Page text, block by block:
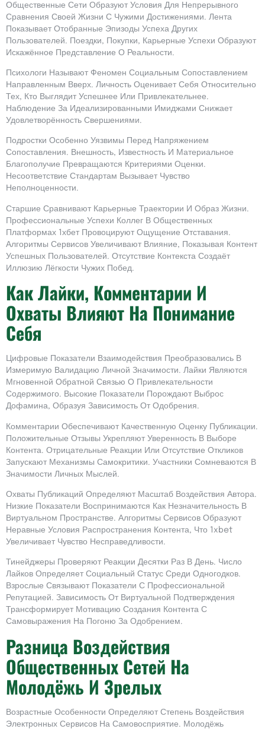
Общественные Сети Образуют Условия Для Непрерывного
Сравнения Своей Жизни С Чужими Достижениями. Лента
Показывает Отобранные Эпизоды Успеха Других
Пользователей. Поездки, Покупки, Карьерные Успехи Образуют
Искажённое Представление О Реальности.
Психологи Называют Феномен Социальным Сопоставлением
Направленным Вверх. Личность Оценивает Себя Относительно
Тех, Кто Выглядит Успешнее Или Привлекательнее.
Наблюдение За Идеализированными Имиджами Снижает
Удовлетворённость Свершениями.
Подростки Особенно Уязвимы Перед Напряжением
Сопоставления. Внешность, Известность И Материальное
Благополучие Превращаются Критериями Оценки.
Несоответствие Стандартам Вызывает Чувство
Неполноценности.
Старшие Сравнивают Карьерные Траектории И Образ Жизни.
Профессиональные Успехи Коллег В Общественных
Платформах 1хбет Провоцируют Ощущение Отставания.
Алгоритмы Сервисов Увеличивают Влияние, Показывая Контент
Успешных Пользователей. Отсутствие Контекста Создаёт
Иллюзию Лёгкости Чужих Побед.
Как Лайки, Комментарии И
Охваты Влияют На Понимание
Себя
Цифровые Показатели Взаимодействия Преобразовались В
Измеримую Валидацию Личной Значимости. Лайки Являются
Мгновенной Обратной Связью О Привлекательности
Содержимого. Высокие Показатели Порождают Выброс
Дофамина, Образуя Зависимость От Одобрения.
Комментарии Обеспечивают Качественную Оценку Публикации.
Положительные Отзывы Укрепляют Уверенность В Выборе
Контента. Отрицательные Реакции Или Отсутствие Откликов
Запускают Механизмы Самокритики. Участники Сомневаются В
Значимости Личных Мыслей.
Охваты Публикаций Определяют Масштаб Воздействия Автора.
Низкие Показатели Воспринимаются Как Незначительность В
Виртуальном Пространстве. Алгоритмы Сервисов Образуют
Неравные Условия Распространения Контента, Что 1xbet
Увеличивает Чувство Несправедливости.
Тинейджеры Проверяют Реакции Десятки Раз В День. Число
Лайков Определяет Социальный Статус Среди Одногодков.
Взрослые Связывают Показатели С Профессиональной
Репутацией. Зависимость От Виртуальной Подтверждения
Трансформирует Мотивацию Создания Контента С
Самовыражения На Погоню За Одобрением.
Разница Воздействия
Общественных Сетей На
Молодёжь И Зрелых
Возрастные Особенности Определяют Степень Воздействия
Электронных Сервисов На Самовосприятие. Молодёжь